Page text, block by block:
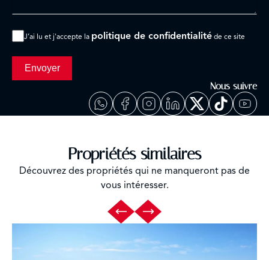
J’ai lu et j'accepte la politique de confidentialité de ce site
Envoyer
Nous suivre
Propriétés similaires
Découvrez des propriétés qui ne manqueront pas de
vous intéresser.